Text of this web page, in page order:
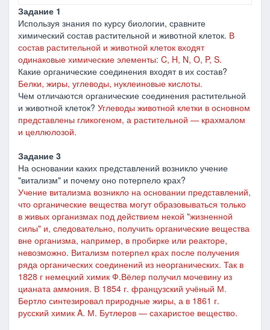
Задание 1
Используя знания по курсу биологии, сравните
химический состав растительной и животной клеток. В
состав растительной и животной клеток входят
одинаковые химические элементы: C, H, N, O, P, S.
Какие органические соединения входят в их состав?
Белки, жиры, углеводы, нуклеиновые кислоты.
Чем отличаются органические соединения растительной
и животной клеток? Углеводы животной клетки в основном
представлены гликогеном, а растительной ― крахмалом
и целлюлозой.
Задание 3
На основании каких представлений возникло учение
"витализм" и почему оно потерпело крах?
Учение витализма возникло на основании представлений,
что органические вещества могут образовываться только
в живых организмах под действием некой "жизненной
силы" и, следовательно, получить органические вещества
вне организма, например, в пробирке или реакторе,
невозможно. Витализм потерпел крах после получения
ряда органических соединений из неорганических. Так в
1828 г немецкий химик Ф.Вёлер получил мочевину из
цианата аммония. В 1854 г. французский учёный М.
Бертло синтезировал природные жиры, а в 1861 г.
русский химик A. М. Бутлеров ― сахаристое вещество.